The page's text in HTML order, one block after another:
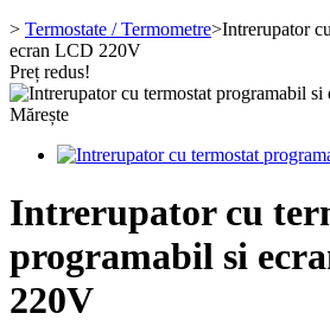
> Termostate / Termometre>Intrerupator
ecran LCD 220V
Preț redus!
Mărește
Intrerupator cu
programabil si
220V